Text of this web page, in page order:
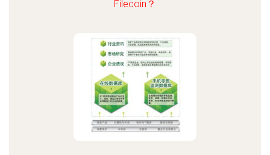
Filecoin？